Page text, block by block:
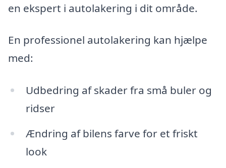
en ekspert i autolakering i dit område.
En professionel autolakering kan hjælpe
med:
Udbedring af skader fra små buler og
ridser
Ændring af bilens farve for et friskt
look